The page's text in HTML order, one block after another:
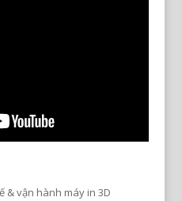
& vận hành máy in 3D